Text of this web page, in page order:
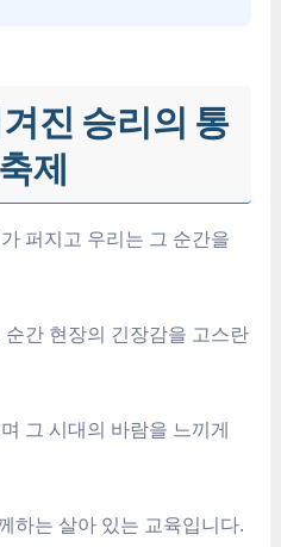
진 승리의 통
제
퍼지고 우리는 그 순간을
간 현장의 긴장감을 고스란
그 시대의 바람을 느끼게
하는 살아 있는 교육입니다.